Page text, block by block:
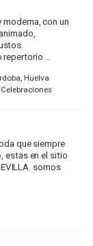
con un
...
Huelva
que siempre
estas en el sitio
somos